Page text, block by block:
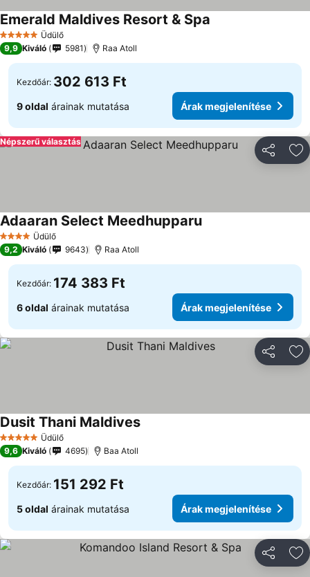
5 KategóriaÜdülő
Emerald Maldives Resort & Spa
9,9 Kiváló 5981 Raa Atoll
Kezdőár: 302 613 Ft
9 oldal árainak mutatása Árak megjelenítése
Népszerű választás
4 KategóriaÜdülő
Adaaran Select MeedhupparuÁrak megjelenítése
9,2 Kiváló 9643 Raa Atoll
Kezdőár: 174 383 Ft
6 oldal árainak mutatása Árak megjelenítése
5 KategóriaÜdülő
Dusit Thani MaldivesÁrak megjelenítése
9,6 Kiváló 4695 Baa Atoll
Kezdőár: 151 292 Ft
5 oldal árainak mutatása Árak megjelenítése